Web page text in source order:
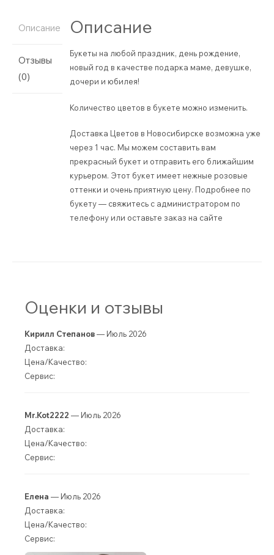
Описание
Отзывы
(0)
Описание
Букеты на любой праздник, день рождение,
новый год в качестве подарка маме, девушке,
дочери и юбилея!
Количество цветов в букете можно изменить.
Доставка Цветов в Новосибирске возможна уже
через 1 час. Мы можем составить вам
прекрасный букет и отправить его ближайшим
курьером. Этот букет имеет нежные розовые
оттенки и очень приятную цену. Подробнее по
букету — свяжитесь с администратором по
телефону или оставьте заказ на сайте
Оценки и отзывы
Кирилл Степанов— Июль 2026
Доставка:
Цена/Качество:
Сервис:
Mr.Kot2222 — Июль 2026
Доставка:
Цена/Качество:
Сервис:
Елена — Июль 2026
Доставка:
Цена/Качество:
Сервис: